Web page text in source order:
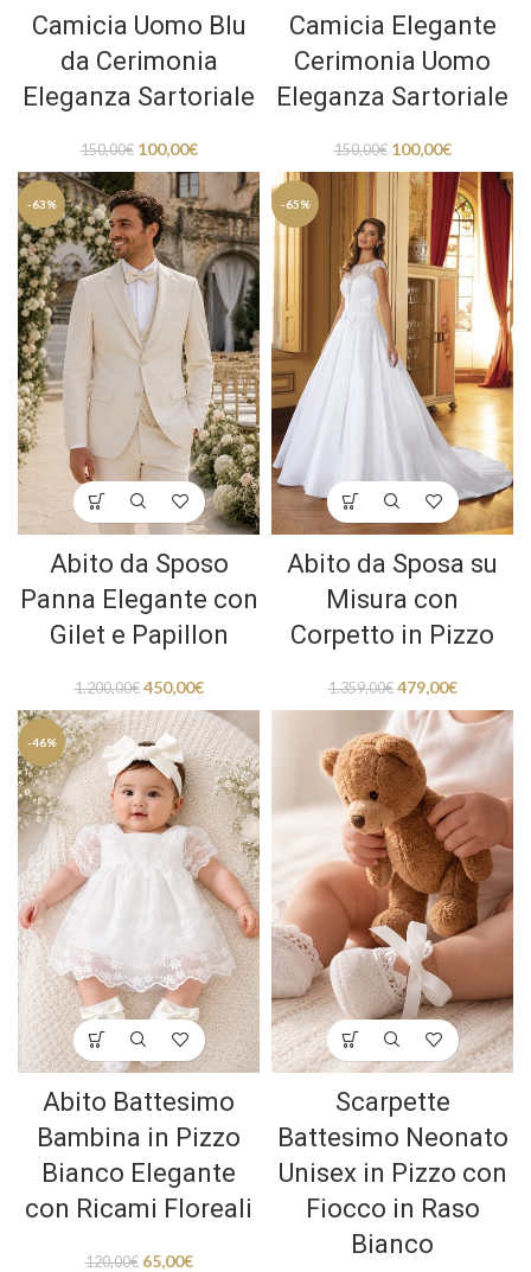
Camicia Uomo Blu
da Cerimonia
Eleganza Sartoriale
150,00€ 100,00€
Camicia Elegante
Cerimonia Uomo
Eleganza Sartoriale
150,00€ 100,00€
-63%
Abito da Sposo
Panna Elegante con
Gilet e Papillon
1.200,00€ 450,00€
-65%
Abito da Sposa su
Misura con
Corpetto in Pizzo
1.359,00€ 479,00€
-46%
Abito Battesimo
Bambina in Pizzo
Bianco Elegante
con Ricami Floreali
120,00€ 65,00€
Scarpette
Battesimo Neonato
Unisex in Pizzo con
Fiocco in Raso
Bianco